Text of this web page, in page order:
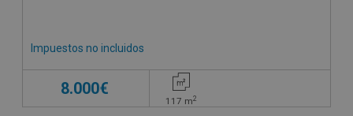
Impuestos no incluidos
8.000€
117 m2